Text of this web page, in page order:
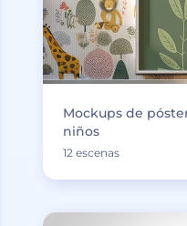
Mockups de
niños
12 escenas